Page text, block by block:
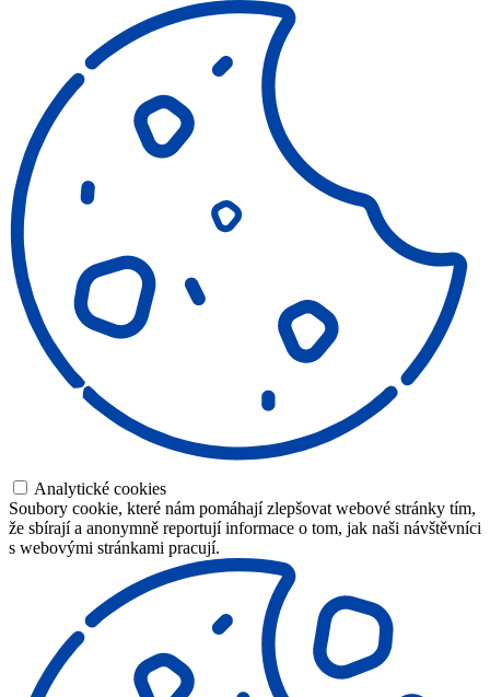
Analytické cookies
Soubory cookie, které nám pomáhají zlepšovat webové stránky tím,
že sbírají a anonymně reportují informace o tom, jak naši návštěvníci
s webovými stránkami pracují.